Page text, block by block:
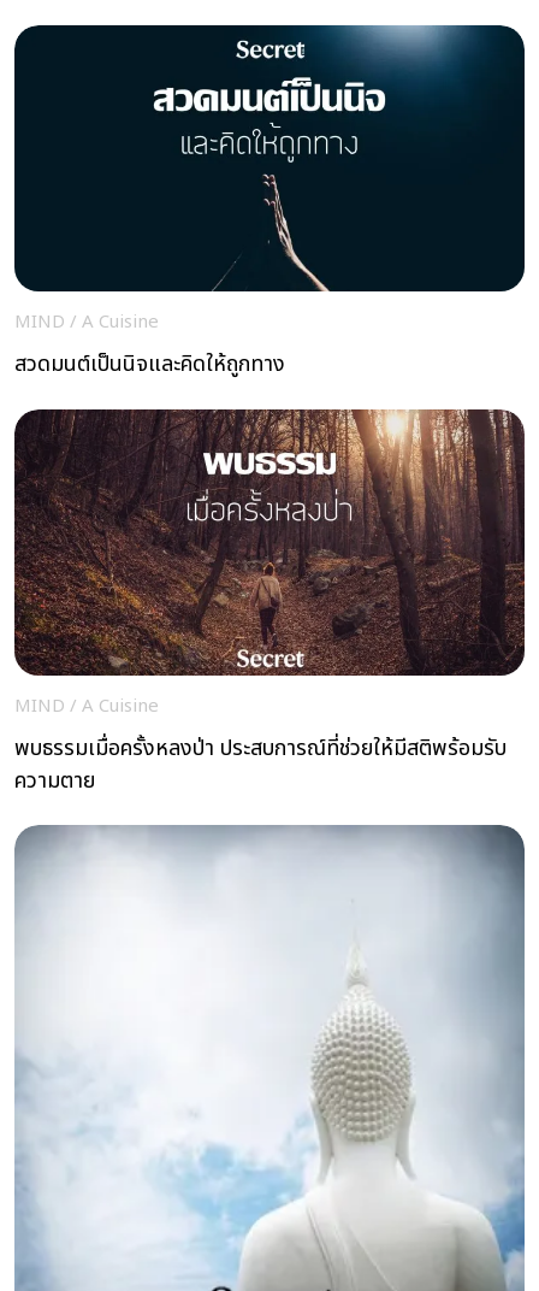
MIND / A Cuisine
สวดมนต์เป็นนิจและคิดให้ถูกทาง
MIND / A Cuisine
พบธรรมเมื่อครั้งหลงป่า ประสบการณ์ที่ช่วยให้มีสติพร้อมรับ
ความตาย